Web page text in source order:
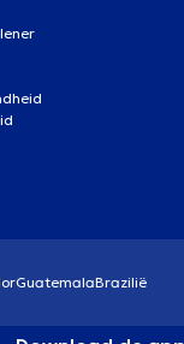
GuatemalaBrazilië